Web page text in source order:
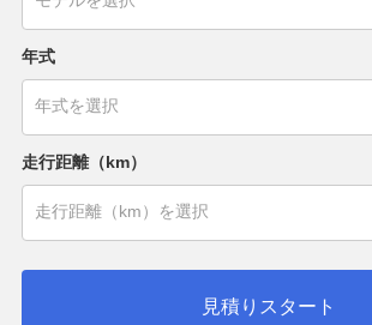
年式
走行距離（km）
見積りスタート